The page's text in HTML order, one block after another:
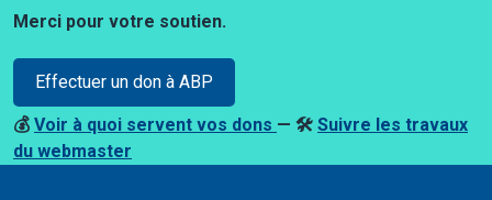
Merci pour votre soutien.
Effectuer un don à ABP
💰 Voir à quoi servent vos dons — 🛠️ Suivre les travaux
du webmaster